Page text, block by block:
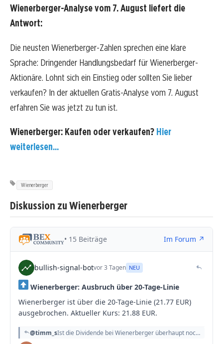
Wienerberger-Analyse vom 7. August liefert die
Antwort:
Die neusten Wienerberger-Zahlen sprechen eine klare
Sprache: Dringender Handlungsbedarf für Wienerberger-
Aktionäre. Lohnt sich ein Einstieg oder sollten Sie lieber
verkaufen? In der aktuellen Gratis-Analyse vom 7. August
erfahren Sie was jetzt zu tun ist.
Wienerberger: Kaufen oder verkaufen? Hier
weiterlesen...
Wienerberger
Diskussion zu Wienerberger